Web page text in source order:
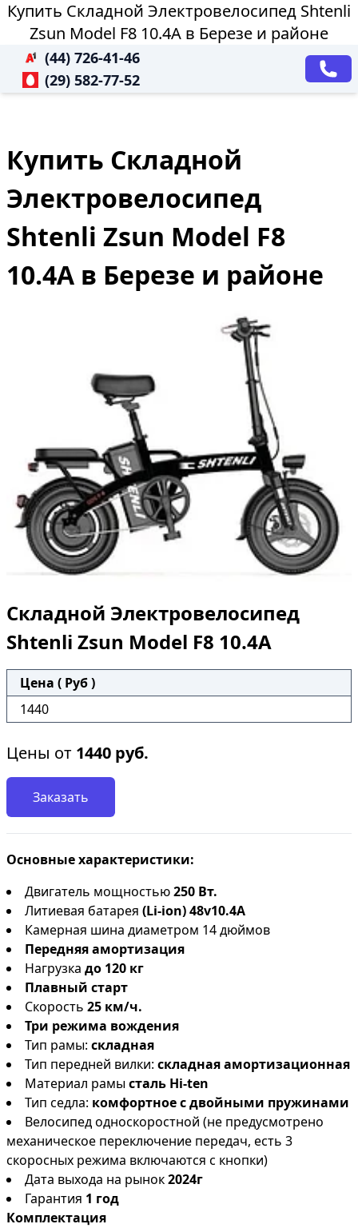
Купить Складной Электровелосипед Shtenli
Zsun Model F8 10.4A в Березе и районе
(44) 726-41-46
(29) 582-77-52
Купить Складной
Электровелосипед
Shtenli Zsun Model F8
10.4A в Березе и районе
Складной Электровелосипед
Shtenli Zsun Model F8 10.4A
Цена ( Руб )
1440
Цены от 1440 руб.
Заказать
Основные характеристики:
Двигатель мощностью250 Вт.
Литиевая батарея (Li-ion) 48v10.4А
Камерная шина диаметром 14 дюймов
Передняя амортизация
Нагрузка до 120 кг
Плавный старт
Скорость 25 км/ч.
Три режима вождения
Тип рамы: складная
Тип передней вилки: складная амортизационная
Материал рамысталь Hi-ten
Тип седла: комфортное с двойными пружинами
Велосипед односкоростной (не предусмотрено
механическое переключение передач, есть 3
скоросных режима включаются с кнопки)
Дата выхода на рынок2024г
Гарантия 1 год
Комплектация